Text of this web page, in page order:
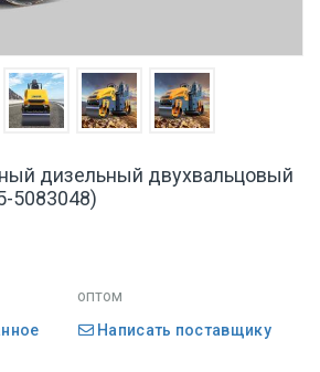
дизельный двухвальцовый
5083048)
оптом
Написать поставщику